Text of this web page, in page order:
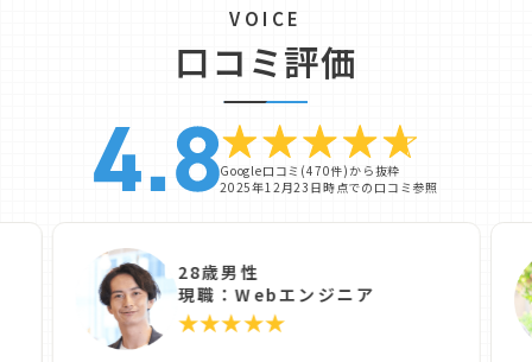
VOICE
口コミ評価
Google口コミ(470件)から抜粋
2025年12月23日時点での口コミ参照
28歳男性
現職：Webエンジニア
★★★★★